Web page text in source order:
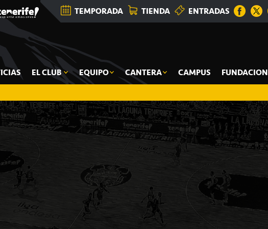
TEMPORADA TIENDA ENTRADAS
EL CLUB EQUIPO CANTERA CAMPUS FUNDACION